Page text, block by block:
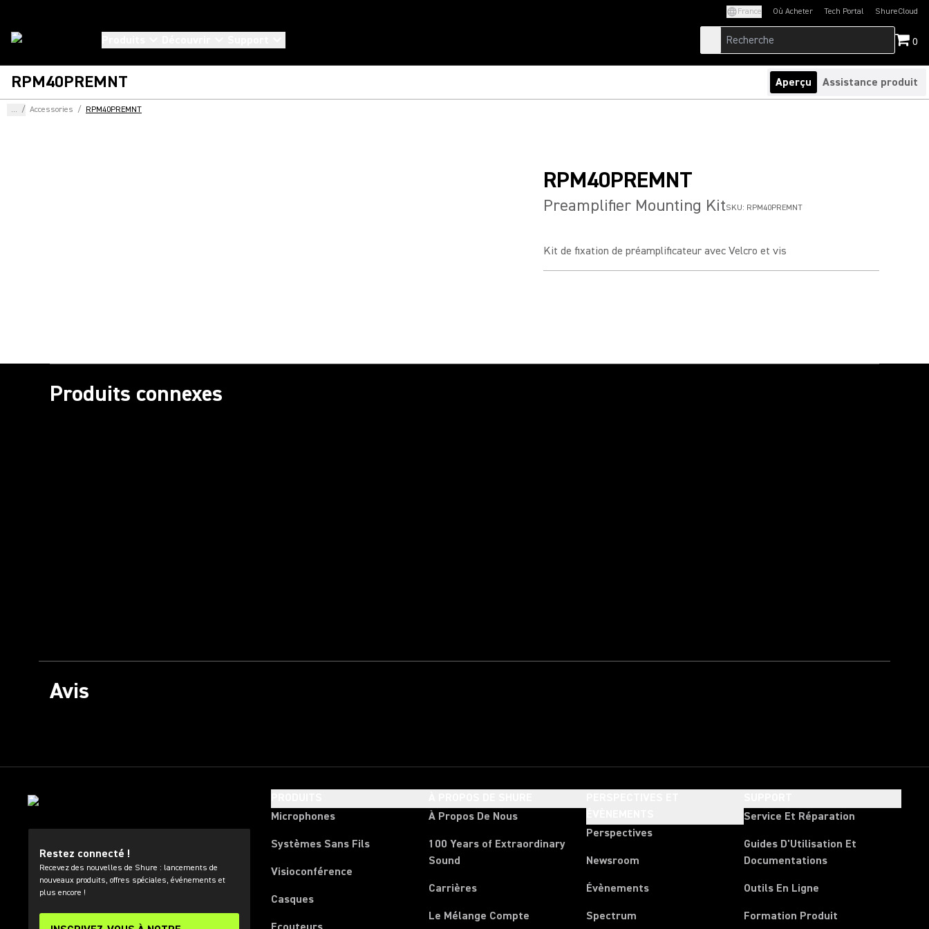
France Où Acheter Tech Portal
(Opens in a new tab)ShureCloud
(Opens in a new
0
RPM40PREMNT Aperçu Assistance produit
... / Accessories / RPM40PREMNT
RPM40PREMNT
Preamplifier Mounting KitSKU: RPM40PREMNT
Kit de fixation de préamplificateur avec Velcro et vis
Produits connexes
Avis
Restez connecté !
Recevez des nouvelles de Shure : lancements de
nouveaux produits, offres spéciales, événements et
plus encore !
Microphones
Systèmes Sans Fils
Visioconférence
Casques
À Propos De Nous
100 Years of Extraordinary
Sound
Carrières
Le Mélange Compte
Perspectives
Newsroom
Évènements
Spectrum
Service Et Réparation
Guides D'Utilisation Et
Documentations
Outils En Ligne
Formation Produit